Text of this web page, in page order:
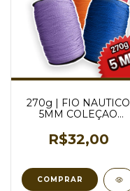
270g | FIO NAUTICO
5MM COLEÇAO
CORES
R$32,00
COMPRAR